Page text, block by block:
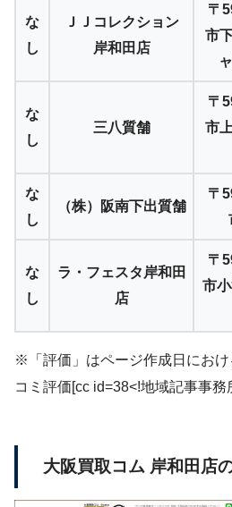
な
し
ＪＪコレクション
岸和田店
〒
市
な
し
三八質舗
〒
市
な
し
（株）阪南下出質舗
〒
な
し
ラ・フェスタ岸和田
店
〒
市
※「評価」はページ作成日にお
コミ評価[cc id=38<!地域記事事務
大阪買取コム 岸和田店